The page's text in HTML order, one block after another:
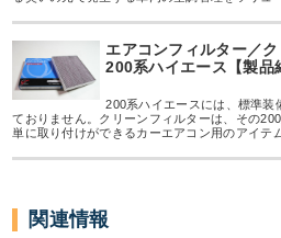
エアコンフィルター／
200系ハイエース【製品
200系ハイエースには、標準装
ておりません。クリーンフィルターは、その
単に取り付けができるカーエアコン用のアイテ
関連情報